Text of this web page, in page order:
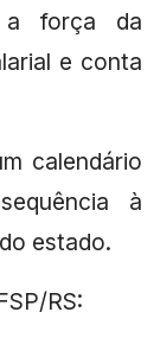
a força da
e conta
calendário
à
estado.
RS: